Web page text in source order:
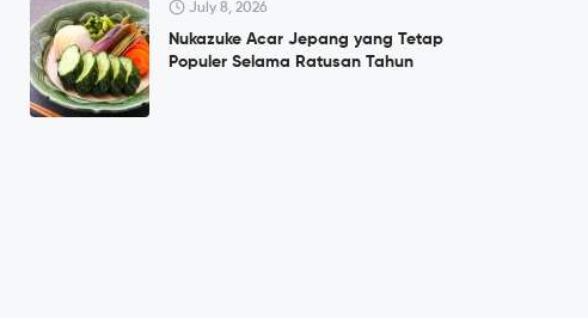
July 8, 2026
Nukazuke Acar Jepang yang Tetap
Populer Selama Ratusan Tahun